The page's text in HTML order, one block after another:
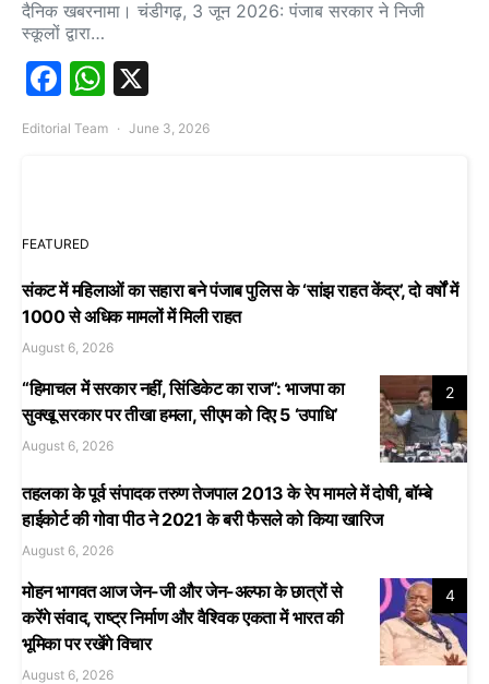
दैनिक खबरनामा। चंडीगढ़, 3 जून 2026: पंजाब सरकार ने निजी
स्कूलों द्वारा…
Facebook
WhatsApp
Editorial Team June 3, 2026
FEATURED
संकट में महिलाओं का सहारा बने पंजाब पुलिस के ‘सांझ राहत केंद्र’, दो वर्षों में
1000 से अधिक मामलों में मिली राहत
August 6, 2026
2
“हिमाचल में सरकार नहीं, सिंडिकेट का राज”: भाजपा का
सुक्खू सरकार पर तीखा हमला, सीएम को दिए 5 ‘उपाधि’
August 6, 2026
तहलका के पूर्व संपादक तरुण तेजपाल 2013 के रेप मामले में दोषी, बॉम्बे
हाईकोर्ट की गोवा पीठ ने 2021 के बरी फैसले को किया खारिज
August 6, 2026
4
मोहन भागवत आज जेन-जी और जेन-अल्फा के छात्रों से
करेंगे संवाद, राष्ट्र निर्माण और वैश्विक एकता में भारत की
भूमिका पर रखेंगे विचार
August 6, 2026